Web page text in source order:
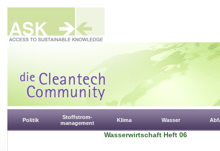
Politik
Stoffstrom-
management
Klima Wasser
Wasserwirtschaft Heft 06